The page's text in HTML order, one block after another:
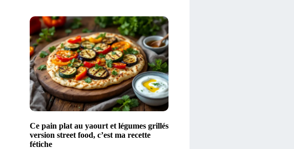
Ce pain plat au yaourt et légumes grillés
version street food, c’est ma recette
fétiche